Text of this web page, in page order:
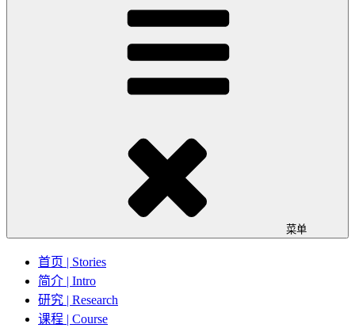
菜单
首页 | Stories
简介 | Intro
研究 | Research
课程 | Course